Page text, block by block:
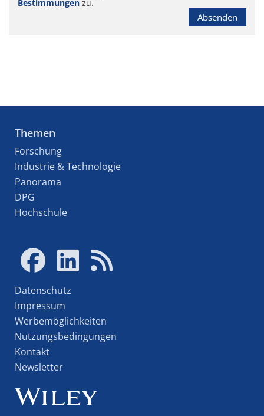
Bestimmungen zu.
Absenden
Themen
Forschung
Industrie & Technologie
Panorama
DPG
Hochschule
Datenschutz
Impressum
Werbemöglichkeiten
Nutzungsbedingungen
Kontakt
Newsletter